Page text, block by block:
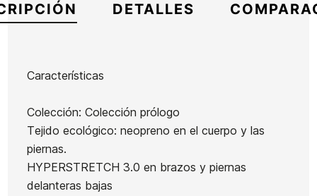
DETALLES
Características
Colección: Colección prólogo
Tejido ecológico: neopreno en el cuerpo y las
piernas.
HYPERSTRETCH 3.0 en brazos y piernas
delanteras bajas
Marca Roxy
ReferenciaRX-TRTIM47144
En stock
Neopreno
Neopreno